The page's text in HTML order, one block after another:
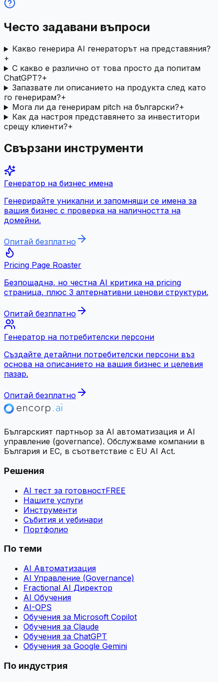
Често задавани въпроси
Какво генерира AI генераторът на представяния?
+
С какво е различно от това просто да попитам
ChatGPT?+
Запазвате ли описанието на продукта след като
го генерирам?+
Мога ли да генерирам pitch на български?+
Как да настроя представянето за инвеститори
срещу клиенти?+
Свързани инструменти
Генератор на бизнес имена
Генерирайте уникални и запомнящи се имена за
вашия бизнес с проверка на наличността на
домейни.
Опитай безплатно
Pricing Page Roaster
Безпощадна, но честна AI критика на pricing
страница, плюс 3 алтернативни ценови структури.
Опитай безплатно
Генератор на потребителски персони
Създайте детайлни потребителски персони въз
основа на описанието на вашия бизнес и целевия
пазар.
Опитай безплатно
Българският партньор за AI автоматизация и AI
управление (governance). Обслужваме компании в
България и ЕС, в съответствие с EU AI Act.
Решения
AI тест за готовностFREE
Нашите услуги
Инструменти
Събития и уебинари
Портфолио
По теми
AI Автоматизация
AI Управление (Governance)
Fractional AI Директор
AI Обучения
AI-OPS
Обучения за Microsoft Copilot
Обучения за Claude
Обучения за ChatGPT
Обучения за Google Gemini
По индустрия